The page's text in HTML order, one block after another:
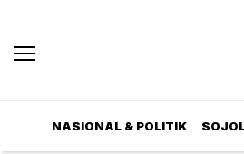
NASIONAL & POLITIK